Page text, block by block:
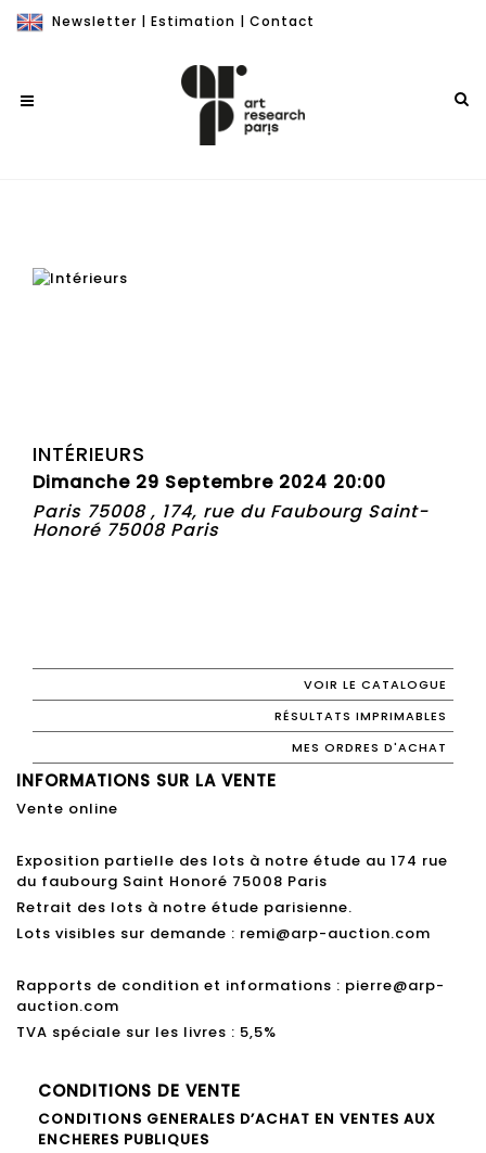
Newsletter | Estimation | Contact
INTÉRIEURS
Dimanche 29 Septembre 2024 20:00
Paris 75008 , 174, rue du Faubourg Saint-
Honoré 75008 Paris
VOIR LE CATALOGUE
RÉSULTATS IMPRIMABLES
MES ORDRES D'ACHAT
INFORMATIONS SUR LA VENTE
Vente online
Exposition partielle des lots à notre étude au 174 rue
du faubourg Saint Honoré 75008 Paris
Retrait des lots à notre étude parisienne.
Lots visibles sur demande : remi@arp-auction.com
Rapports de condition et informations : pierre@arp-
auction.com
TVA spéciale sur les livres : 5,5%
CONDITIONS DE VENTE
CONDITIONS GENERALES D’ACHAT EN VENTES AUX
ENCHERES PUBLIQUES